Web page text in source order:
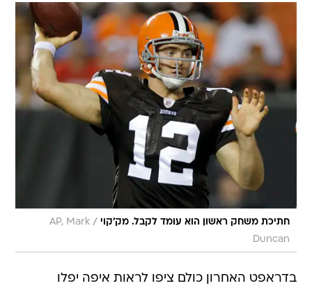
חתיכת משחק ראשון הוא עומד לקבל. מק'קוי /
AP, Mark
Duncan
בדראפט האחרון כולם ציפו לראות איפה יפלו